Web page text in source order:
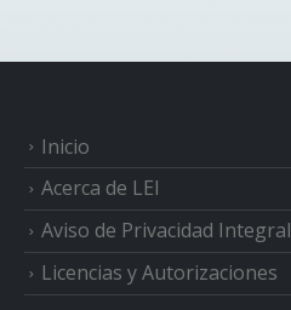
Inicio
Acerca de LEI
Aviso de Privacidad Integral
Licencias y Autorizaciones